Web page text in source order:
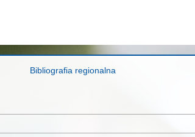
Bibliografia regionalna